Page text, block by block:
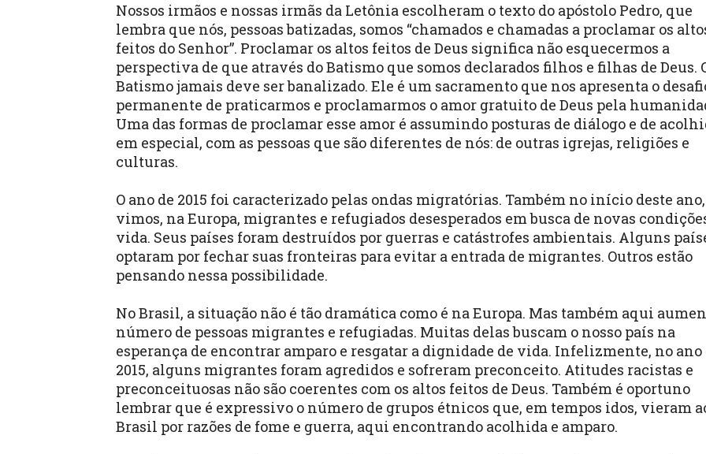
Nossos irmãos e nossas irmãs da Letônia escolheram o texto do apóstolo Pedro, que
lembra que nós, pessoas batizadas, somos “chamados e chamadas a proclamar os
feitos do Senhor”. Proclamar os altos feitos de Deus significa não esquecermos a
perspectiva de que através do Batismo que somos declarados filhos e filhas de Deus.
Batismo jamais deve ser banalizado. Ele é um sacramento que nos apresenta o
permanente de praticarmos e proclamarmos o amor gratuito de Deus pela
Uma das formas de proclamar esse amor é assumindo posturas de diálogo e de
em especial, com as pessoas que são diferentes de nós: de outras igrejas, religiões e
culturas.
O ano de 2015 foi caracterizado pelas ondas migratórias. Também no início deste ano,
vimos, na Europa, migrantes e refugiados desesperados em busca de novas
vida. Seus países foram destruídos por guerras e catástrofes ambientais. Alguns
optaram por fechar suas fronteiras para evitar a entrada de migrantes. Outros estão
pensando nessa possibilidade.
No Brasil, a situação não é tão dramática como é na Europa. Mas também aqui
número de pessoas migrantes e refugiadas. Muitas delas buscam o nosso país na
esperança de encontrar amparo e resgatar a dignidade de vida. Infelizmente, no ano
2015, alguns migrantes foram agredidos e sofreram preconceito. Atitudes racistas e
preconceituosas não são coerentes com os altos feitos de Deus. Também é oportuno
lembrar que é expressivo o número de grupos étnicos que, em tempos idos, vieram
Brasil por razões de fome e guerra, aqui encontrando acolhida e amparo.